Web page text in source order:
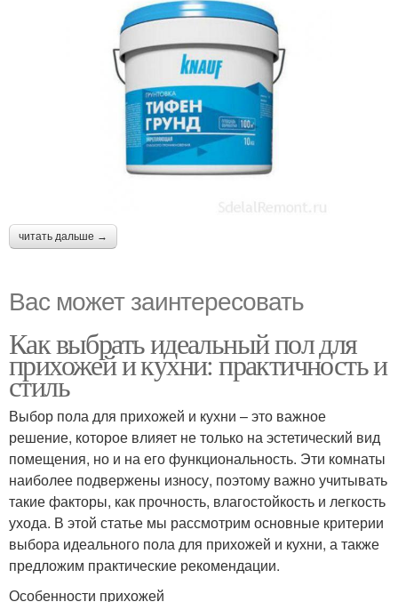
читать дальше →
Вас может заинтересовать
Как выбрать идеальный пол для
прихожей и кухни: практичность и
стиль
Выбор пола для прихожей и кухни – это важное
решение, которое влияет не только на эстетический вид
помещения, но и на его функциональность. Эти комнаты
наиболее подвержены износу, поэтому важно учитывать
такие факторы, как прочность, влагостойкость и легкость
ухода. В этой статье мы рассмотрим основные критерии
выбора идеального пола для прихожей и кухни, а также
предложим практические рекомендации.
Особенности прихожей